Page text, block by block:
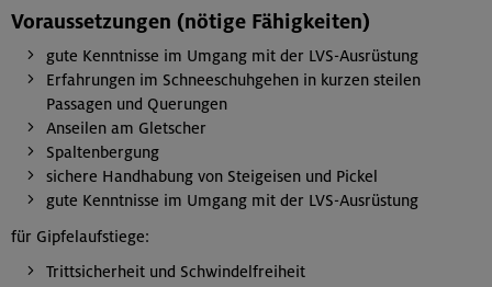
Voraussetzungen (nötige Fähigkeiten)
gute Kenntnisse im Umgang mit der LVS-Ausrüstung
Erfahrungen im Schneeschuhgehen in kurzen steilen
Passagen und Querungen
Anseilen am Gletscher
Spaltenbergung
sichere Handhabung von Steigeisen und Pickel
gute Kenntnisse im Umgang mit der LVS-Ausrüstung
für Gipfelaufstiege:
Trittsicherheit und Schwindelfreiheit